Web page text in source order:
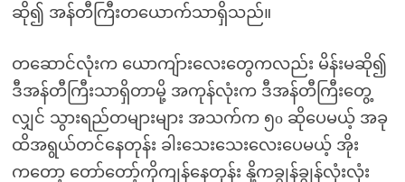
ဆို၍ အန်တီကြီးတယောက်သာရှိသည်။
တဆောင်လုံးက ယောကျ်ားလေးတွေကလည်း မိန်းမဆို၍
ဒီအန်တီကြီးသာရှိတာမို့ အကုန်လုံးက ဒီအန်တီကြီးတွေ့
လျှင် သွားရည်တများများ အသက်က ၅o ဆိုပေမယ့် အခု
ထိအရွယ်တင်နေတုန်း ခါးသေးသေးလေးပေမယ့် အိုး
ကတော့ တော်တော့်ကိုကျန်နေတုန်း နို့ကချွန်ချွန်လုံးလုံး